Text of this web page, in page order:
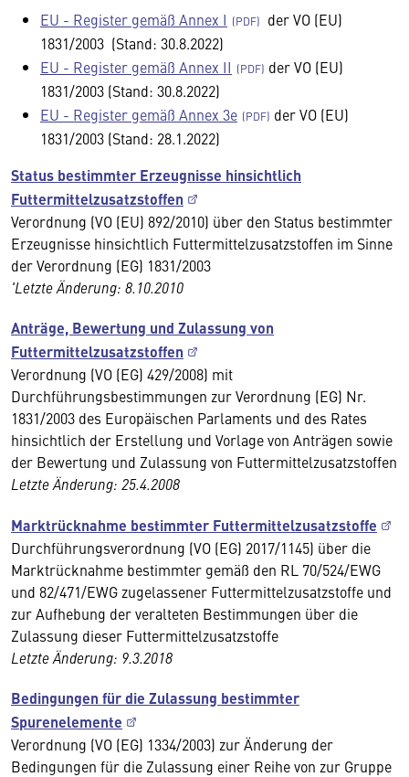
EU - Register gemäß Annex I
der VO (EU)
1831/2003 (Stand: 30.8.2022)
EU - Register gemäß Annex II
der VO (EU)
1831/2003 (Stand: 30.8.2022)
EU - Register gemäß Annex 3e
der VO (EU)
1831/2003 (Stand: 28.1.2022)
Status bestimmter Erzeugnisse hinsichtlich
Futtermittelzusatzstoffen
Verordnung (VO (EU) 892/2010) über den Status bestimmter
Erzeugnisse hinsichtlich Futtermittelzusatzstoffen im Sinne
der Verordnung (EG) 1831/2003
'Letzte Änderung: 8.10.2010
Anträge, Bewertung und Zulassung von
Futtermittelzusatzstoffen
Verordnung (VO (EG) 429/2008) mit
Durchführungsbestimmungen zur Verordnung (EG) Nr.
1831/2003 des Europäischen Parlaments und des Rates
hinsichtlich der Erstellung und Vorlage von Anträgen sowie
der Bewertung und Zulassung von Futtermittelzusatzstoffen
Letzte Änderung: 25.4.2008
Marktrücknahme bestimmter Futtermittelzusatzstoffe
Durchführungsverordnung (VO (EG) 2017/1145) über die
Marktrücknahme bestimmter gemäß den RL 70/524/EWG
und 82/471/EWG zugelassener Futtermittelzusatzstoffe und
zur Aufhebung der veralteten Bestimmungen über die
Zulassung dieser Futtermittelzusatzstoffe
Letzte Änderung: 9.3.2018
Bedingungen für die Zulassung bestimmter
Spurenelemente
Verordnung (VO (EG) 1334/2003) zur Änderung der
Bedingungen für die Zulassung einer Reihe von zur Gruppe